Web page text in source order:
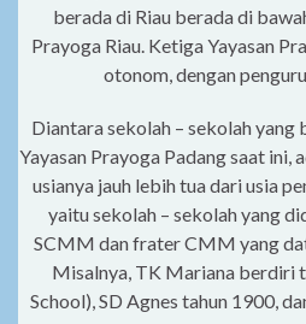
berada di Riau berada di
Prayoga Riau. Ketiga Yayasan
otonom, dengan
Diantara sekolah – sekolah yang
Yayasan Prayoga Padang saat ini,
usianya jauh lebih tua dari usia
yaitu sekolah – sekolah yang
SCMM dan frater CMM yang
Misalnya, TK Mariana berdiri
School), SD Agnes tahun 1900,